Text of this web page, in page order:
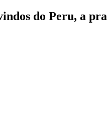
do Peru, a